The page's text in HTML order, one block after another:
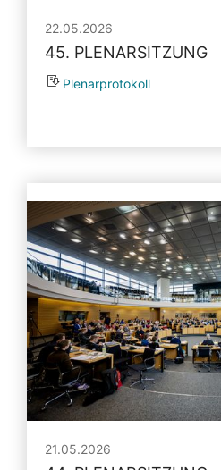
22.05.2026
45. PLENARSITZUNG
Plenarprotokoll
21.05.2026